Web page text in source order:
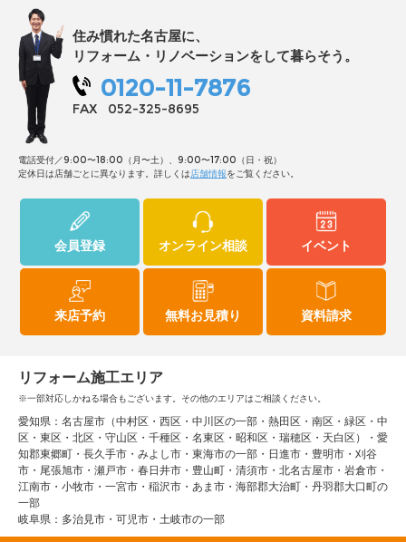
住み慣れた名古屋に、
リフォーム・リノベーションをして暮らそう。
0120-11-7876
FAX 052-325-8695
電話受付／9:00〜18:00（月〜土）、9:00〜17:00（日・祝）
定休日は店舗ごとに異なります。詳しくは店舗情報をご覧ください。
会員登録 オンライン相談 イベント
来店予約 無料お見積り 資料請求
リフォーム施工エリア
※一部対応しかねる場合もございます。その他のエリアはご相談ください。
愛知県：名古屋市（中村区・西区・中川区の一部・熱田区・南区・緑区・中
区・東区・北区・守山区・千種区・名東区・昭和区・瑞穂区・天白区）・愛
知郡東郷町・長久手市・みよし市・東海市の一部・日進市・豊明市・刈谷
市・尾張旭市・瀬戸市・春日井市・豊山町・清須市・北名古屋市・岩倉市・
江南市・小牧市・一宮市・稲沢市・あま市・海部郡大治町・丹羽郡大口町の
一部
岐阜県：多治見市・可児市・土岐市の一部